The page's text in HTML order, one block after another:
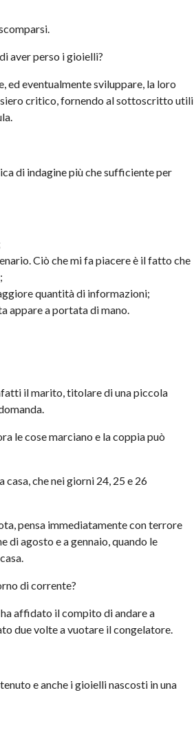
aver perso i gioielli?
ed eventualmente sviluppare, la loro
critico, fornendo al sottoscritto utili
di indagine più che sufficiente per
Ciò che mi fa piacere è il fatto che
quantità di informazioni;
appare a portata di mano.
il marito, titolare di una piccola
le cose marciano e la coppia può
che nei giorni 24, 25 e 26
pensa immediatamente con terrore
agosto e a gennaio, quando le
di corrente?
affidato il compito di andare a
due volte a vuotare il congelatore.
e anche i gioielli nascosti in una